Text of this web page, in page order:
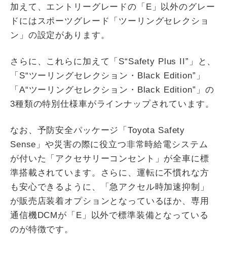
加えて、エントリーグレードの「E」以外のグレー
ドにはスポーツグレード「ツーリングセレクショ
ン」の設定があります。
さらに、これらに加えて「S“Safety Plus II”」と、
「S“ツーリングセレクション・Black Edition”」
「A“ツーリングセレクション・Black Edition”」の
3種類の特別仕様車がラインナップされています。
なお、予防安全パッケージ「Toyota Safety
Sense」や災害の際に役立つ非常時給電システム
が付いた「アクセサリーコンセント」が全車に標
準搭載されています。さらに、運転に不慣れな方
も安心できるように、「急アクセル時加速抑制」
が販売店装着オプションとなっているほか、専用
通信機DCMが「E」以外で標準装備となっている
のが特徴です。